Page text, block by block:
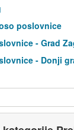
poslovnice
- Grad
- Donji